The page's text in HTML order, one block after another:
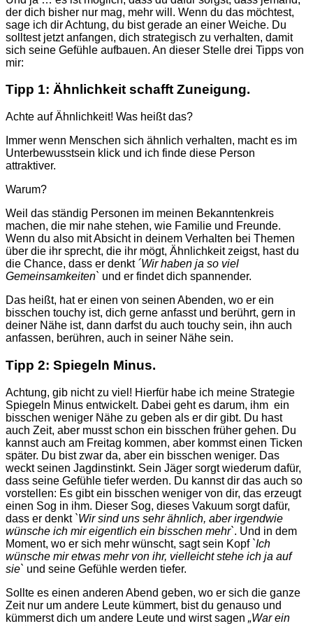
der dich bisher nur mag, mehr will. Wenn du das möchtest,
sage ich dir Achtung, du bist gerade an einer Weiche. Du
solltest jetzt anfangen, dich strategisch zu verhalten, damit
sich seine Gefühle aufbauen. An dieser Stelle drei Tipps von
mir:
Tipp 1: Ähnlichkeit schafft Zuneigung.
Achte auf Ähnlichkeit! Was heißt das?
Immer wenn Menschen sich ähnlich verhalten, macht es im
Unterbewusstsein klick und ich finde diese Person
attraktiver.
Warum?
Weil das ständig Personen im meinen Bekanntenkreis
machen, die mir nahe stehen, wie Familie und Freunde.
Wenn du also mit Absicht in deinem Verhalten bei Themen
über die ihr sprecht, die ihr mögt, Ähnlichkeit zeigst, hast du
die Chance, dass er denkt ´Wir haben ja so viel
Gemeinsamkeiten` und er findet dich spannender.
Das heißt, hat er einen von seinen Abenden, wo er ein
bisschen touchy ist, dich gerne anfasst und berührt, gern in
deiner Nähe ist, dann darfst du auch touchy sein, ihn auch
anfassen, berühren, auch in seiner Nähe sein.
Tipp 2: Spiegeln Minus.
Achtung, gib nicht zu viel! Hierfür habe ich meine Strategie
Spiegeln Minus entwickelt. Dabei geht es darum, ihm ein
bisschen weniger Nähe zu geben als er dir gibt. Du hast
auch Zeit, aber musst schon ein bisschen früher gehen. Du
kannst auch am Freitag kommen, aber kommst einen Ticken
später. Du bist zwar da, aber ein bisschen weniger. Das
weckt seinen Jagdinstinkt. Sein Jäger sorgt wiederum dafür,
dass seine Gefühle tiefer werden. Du kannst dir das auch so
vorstellen: Es gibt ein bisschen weniger von dir, das erzeugt
einen Sog in ihm. Dieser Sog, dieses Vakuum sorgt dafür,
dass er denkt `Wir sind uns sehr ähnlich, aber irgendwie
wünsche ich mir eigentlich ein bisschen mehr`. Und in dem
Moment, wo er sich mehr wünscht, sagt sein Kopf `Ich
wünsche mir etwas mehr von ihr, vielleicht stehe ich ja auf
sie` und seine Gefühle werden tiefer.
Sollte es einen anderen Abend geben, wo er sich die ganze
Zeit nur um andere Leute kümmert, bist du genauso und
kümmerst dich um andere Leute und wirst sagen „War ein